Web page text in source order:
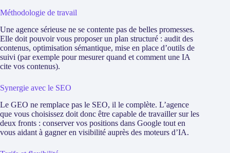
Méthodologie de travail
Une agence sérieuse ne se contente pas de belles promesses.
Elle doit pouvoir vous proposer un plan structuré : audit des
contenus, optimisation sémantique, mise en place d’outils de
suivi (par exemple pour mesurer quand et comment une IA
cite vos contenus).
Synergie avec le SEO
Le GEO ne remplace pas le SEO, il le complète. L’agence
que vous choisissez doit donc être capable de travailler sur les
deux fronts : conserver vos positions dans Google tout en
vous aidant à gagner en visibilité auprès des moteurs d’IA.